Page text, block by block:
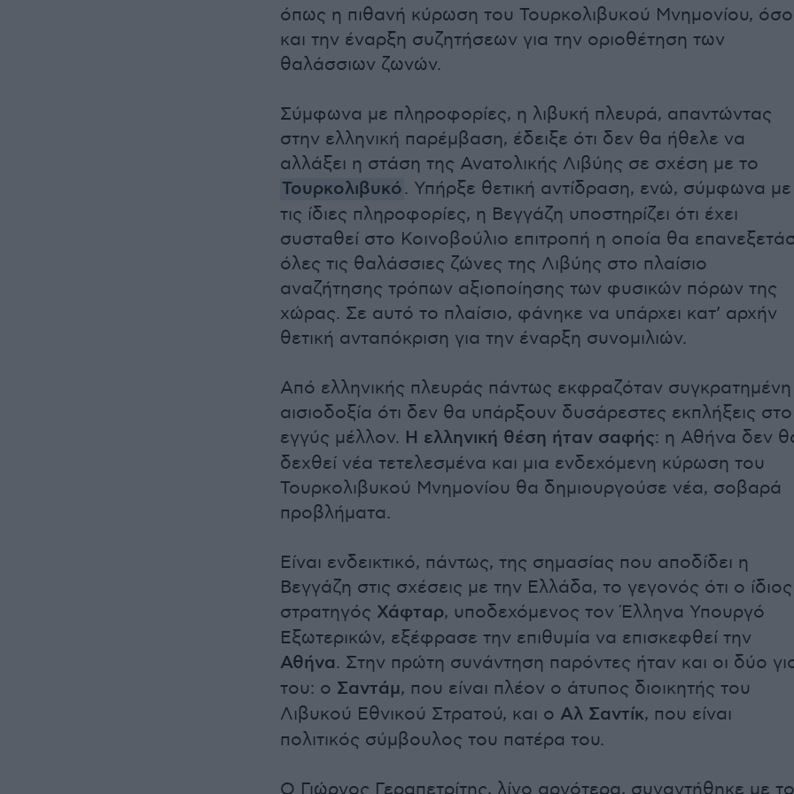
όπως η πιθανή κύρωση του Τουρκολιβυκού Μνημονίου, όσο
και την έναρξη συζητήσεων για την οριοθέτηση των
θαλάσσιων ζωνών.
Σύμφωνα με πληροφορίες, η λιβυκή πλευρά, απαντώντας
στην ελληνική παρέμβαση, έδειξε ότι δεν θα ήθελε να
αλλάξει η στάση της Ανατολικής Λιβύης σε σχέση με το
Τουρκολιβυκό. Υπήρξε θετική αντίδραση, ενώ, σύμφωνα με
τις ίδιες πληροφορίες, η Βεγγάζη υποστηρίζει ότι έχει
συσταθεί στο Κοινοβούλιο επιτροπή η οποία θα
όλες τις θαλάσσιες ζώνες της Λιβύης στο πλαίσιο
αναζήτησης τρόπων αξιοποίησης των φυσικών πόρων της
χώρας. Σε αυτό το πλαίσιο, φάνηκε να υπάρχει κατ’ αρχήν
θετική ανταπόκριση για την έναρξη συνομιλιών.
Από ελληνικής πλευράς πάντως εκφραζόταν συγκρατημένη
αισιοδοξία ότι δεν θα υπάρξουν δυσάρεστες εκπλήξεις στο
εγγύς μέλλον. Η ελληνική θέση ήταν σαφής: η Αθήνα δεν
δεχθεί νέα τετελεσμένα και μια ενδεχόμενη κύρωση του
Τουρκολιβυκού Μνημονίου θα δημιουργούσε νέα, σοβαρά
προβλήματα.
Είναι ενδεικτικό, πάντως, της σημασίας που αποδίδει η
Βεγγάζη στις σχέσεις με την Ελλάδα, το γεγονός ότι ο
στρατηγός Χάφταρ, υποδεχόμενος τον Έλληνα Υπουργό
Εξωτερικών, εξέφρασε την επιθυμία να επισκεφθεί την
Αθήνα. Στην πρώτη συνάντηση παρόντες ήταν και οι δύο
του: ο Σαντάμ, που είναι πλέον ο άτυπος διοικητής του
Λιβυκού Εθνικού Στρατού, και ο Αλ Σαντίκ, που είναι
πολιτικός σύμβουλος του πατέρα του.
Ο Γιώργος Γεραπετρίτης, λίγο αργότερα, συναντήθηκε με